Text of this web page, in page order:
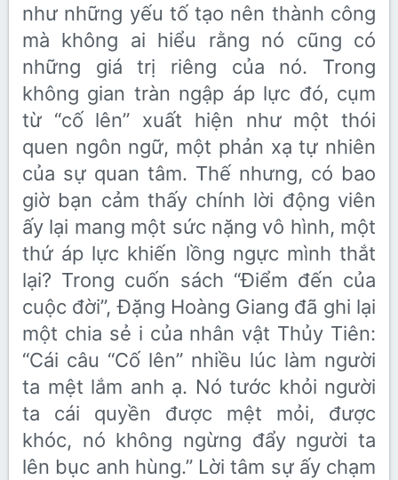
như những yếu tố tạo nên thành công
mà không ai hiểu rằng nó cũng có
những giá trị riêng của nó. Trong
không gian tràn ngập áp lực đó, cụm
từ “cố lên” xuất hiện như một thói
quen ngôn ngữ, một phản xạ tự nhiên
của sự quan tâm. Thế nhưng, có bao
giờ bạn cảm thấy chính lời động viên
ấy lại mang một sức nặng vô hình, một
thứ áp lực khiến lồng ngực mình thắt
lại? Trong cuốn sách “Điểm đến của
cuộc đời”, Đặng Hoàng Giang đã ghi lại
một chia sẻ i của nhân vật Thủy Tiên:
“Cái câu “Cố lên” nhiều lúc làm người
ta mệt lắm anh ạ. Nó tước khỏi người
ta cái quyền được mệt mỏi, được
khóc, nó không ngừng đẩy người ta
lên bục anh hùng.” Lời tâm sự ấy chạm